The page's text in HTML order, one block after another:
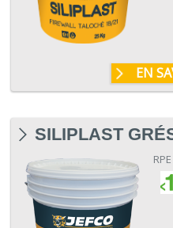
EN
SILIPLAST